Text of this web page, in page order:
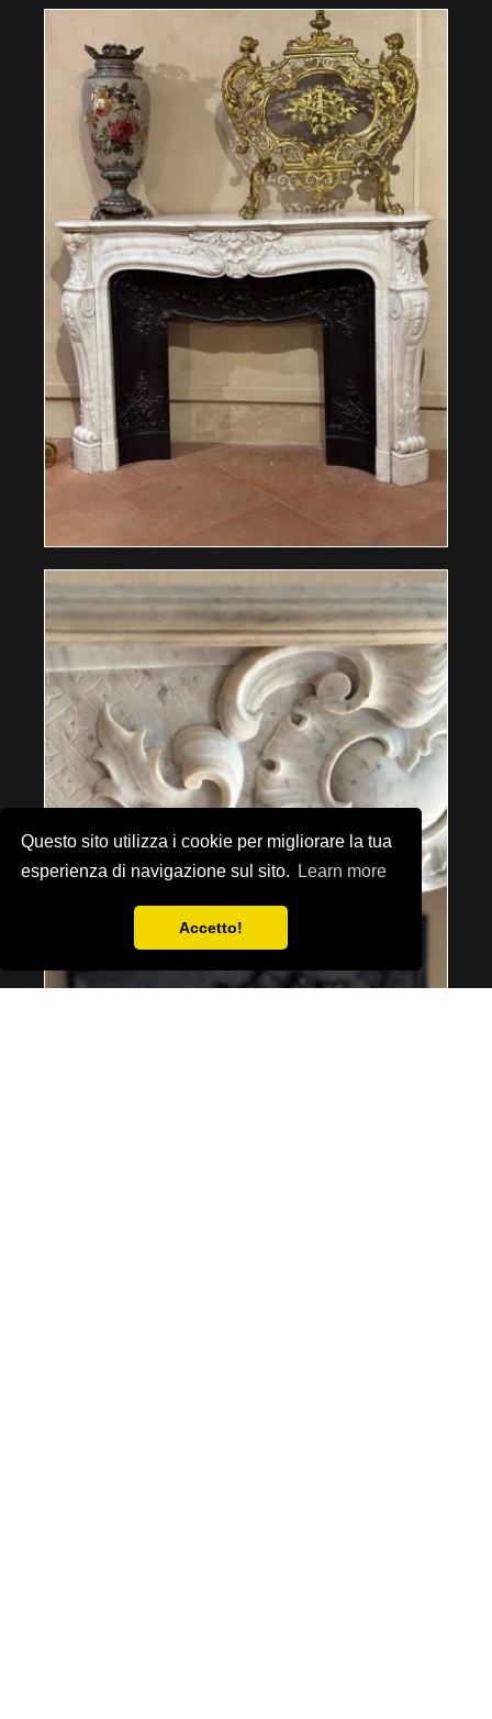
Questo sito utilizza i cookie per migliorare la tua
esperienza di navigazione sul sito.
Learn more
Accetto!